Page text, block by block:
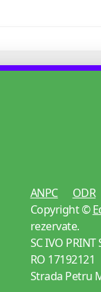
ANPC
ODR
Copyright ©
rezervate.
SC IVO PRINT
RO
Strada Petru